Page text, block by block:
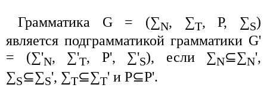
Грамматика G = (∑N, ∑T, P, ∑S)
является подграмматикой грамматики G'
= (∑'N, ∑'T, P', ∑'S), если ∑N⊆∑N',
∑S⊆∑S', ∑T⊆∑T' и P⊆P'.